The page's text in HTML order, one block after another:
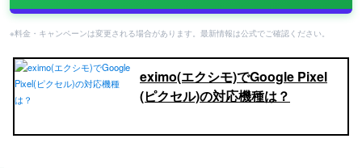
※料金・キャンペーンは変更される場合があります。最新情報は公式でご確認ください。
eximo(エクシモ)でGoogle Pixel
(ピクセル)の対応機種は？